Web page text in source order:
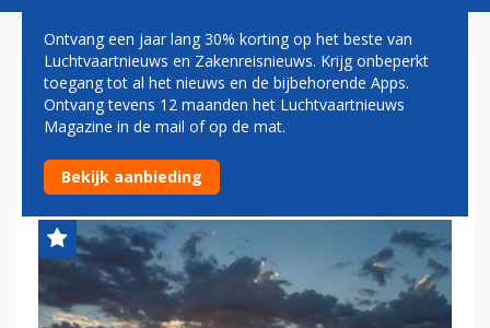
TWEE AMERIKANEN DIE
NAAR NICE WILDEN
LANDDEN IN TUNIS
Ontvang een jaar lang 30% korting op het beste van
Luchtvaartnieuws en Zakenreisnieuws. Krijg onbeperkt
toegang tot al het nieuws en de bijbehorende Apps.
Ontvang tevens 12 maanden het Luchtvaartnieuws
Magazine in de mail of op de mat.
Bekijk aanbieding